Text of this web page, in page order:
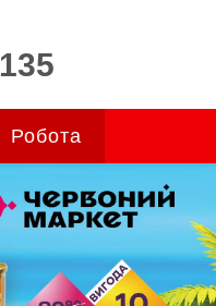
Робота